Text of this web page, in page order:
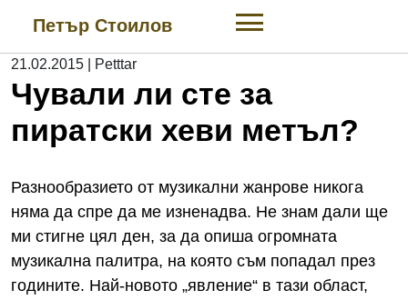
content
Петър Стоилов
21.02.2015 Petttar
Чували ли сте за
пиратски хеви метъл?
Разнообразието от музикални жанрове никога
няма да спре да ме изненадва. Не знам дали ще
ми стигне цял ден, за да опиша огромната
музикална палитра, на която съм попадал през
годините. Най-новото „явление“ в тази област,